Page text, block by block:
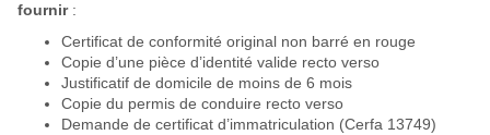
fournir :
Certificat de conformité original non barré en rouge
Copie d’une pièce d’identité valide recto verso
Justificatif de domicile de moins de 6 mois
Copie du permis de conduire recto verso
Demande de certificat d’immatriculation (Cerfa 13749)